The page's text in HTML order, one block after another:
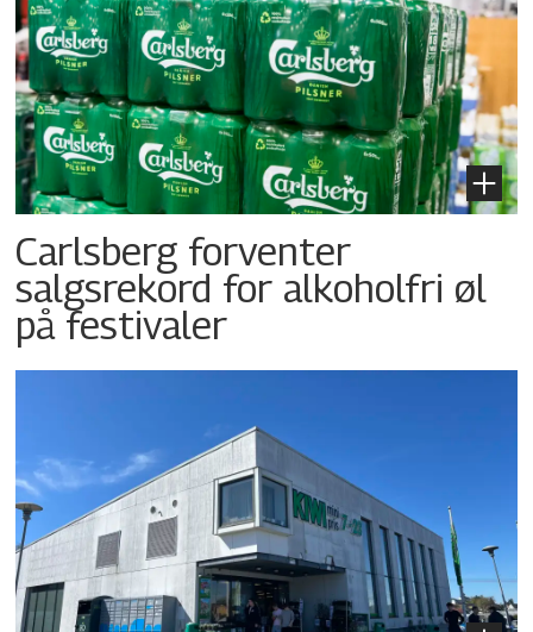
Carlsberg forventer
salgsrekord for alkoholfri øl
på festivaler